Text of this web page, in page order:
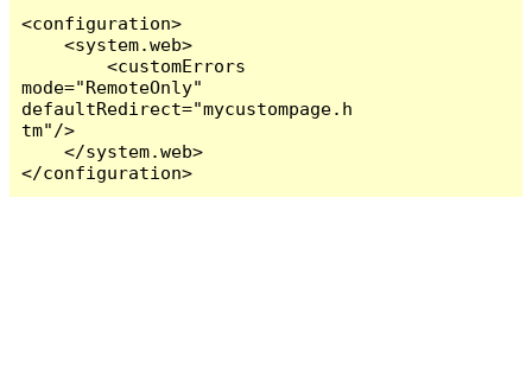
<configuration>
    <system.web>
        <customErrors
mode="RemoteOnly"
defaultRedirect="mycustompage.h
tm"/>
    </system.web>
</configuration>